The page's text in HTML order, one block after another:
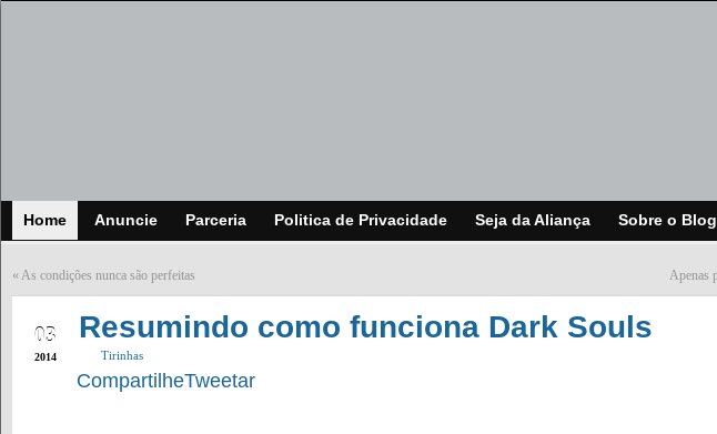
Home Anuncie Parceria Politica de Privacidade Seja da Aliança Sobre o Blog
« As condições nunca são perfeitas Apenas
03
2014
Resumindo como funciona Dark Souls
Tirinhas
CompartilheTweetar